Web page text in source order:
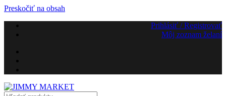
Preskočiť na obsah
Prihlásiť / Registrovať
Môj zoznam želaní